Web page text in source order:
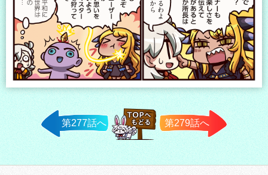
第277話へ
TOPへ戻
る
第279話へ